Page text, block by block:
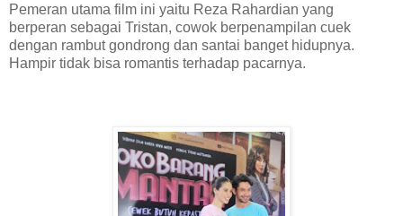
Pemeran utama film ini yaitu Reza Rahardian yang
berperan sebagai Tristan, cowok berpenampilan cuek
dengan rambut gondrong dan santai banget hidupnya.
Hampir tidak bisa romantis terhadap pacarnya.